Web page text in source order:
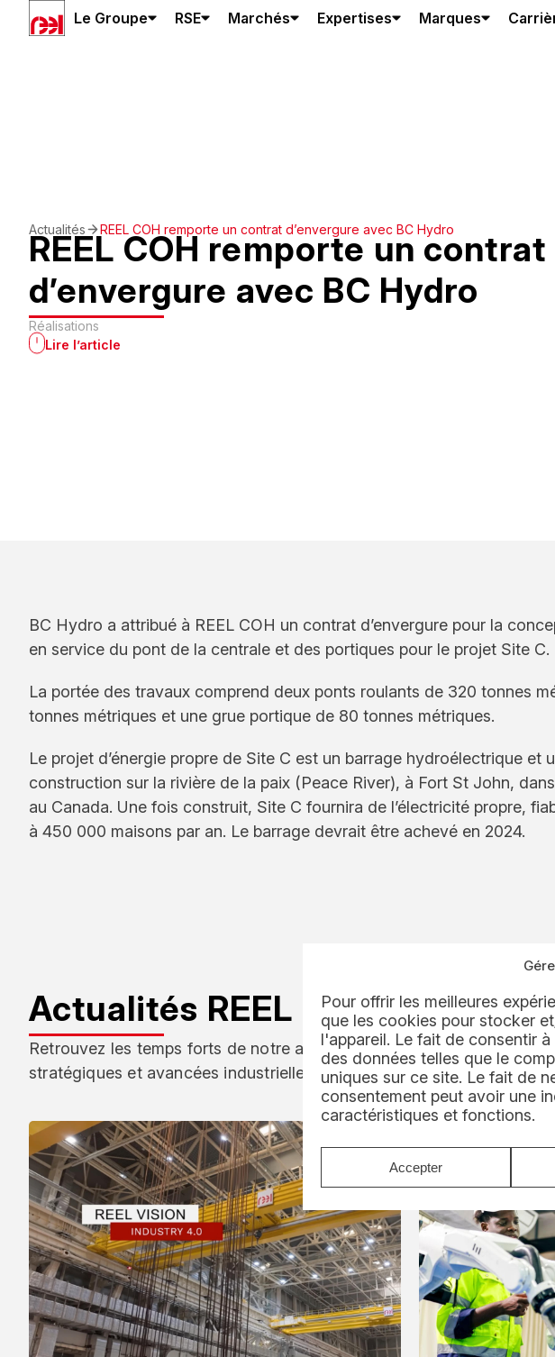
Pour offrir les meilleures
que les cookies pour stocker
l'appareil. Le fait de consentir
des données telles que le
uniques sur ce site. Le fait de
consentement peut avoir une
caractéristiques et fonctions.
Accepter
Le Groupe RSE Marchés Expertises Marques
Actualités REEL COH remporte un contrat d’envergure avec BC Hydro
REEL COH remporte un contrat
d’envergure avec BC Hydro
Réalisations
Lire l’article
BC Hydro a attribué à REEL COH un contrat d’envergure pour la
en service du pont de la centrale et des portiques pour le projet Site C.
La portée des travaux comprend deux ponts roulants de 320 tonnes
tonnes métriques et une grue portique de 80 tonnes métriques.
Le projet d’énergie propre de Site C est un barrage hydroélectrique et
construction sur la rivière de la paix (Peace River), à Fort St John,
au Canada. Une fois construit, Site C fournira de l’électricité propre,
à 450 000 maisons par an. Le barrage devrait être achevé en 2024.
Actualités REEL
Retrouvez les temps forts de notre activité : innovations techniques,
stratégiques et avancées industrielles au service de nos clients.